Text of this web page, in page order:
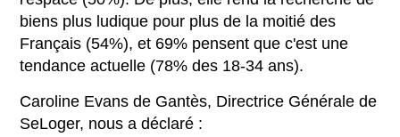
biens plus ludique pour plus de la moitié des
Français (54%), et 69% pensent que c'est une
tendance actuelle (78% des 18-34 ans).
Caroline Evans de Gantès, Directrice Générale de
SeLoger, nous a déclaré :